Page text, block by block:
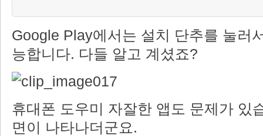
Google Play에서는 설치 단추를 눌러
능합니다. 다들 알고 계셨죠?
휴대폰 도우미 자잘한 앱도 문제가 있
면이 나타나더군요.